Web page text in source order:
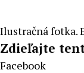
Ilustračná fotka.
Zdieľajte
Facebook